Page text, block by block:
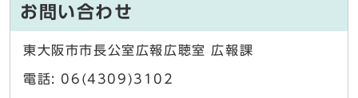
お問い合わせ
東大阪市市長公室広報広聴室 広報課
電話: 06(4309)3102